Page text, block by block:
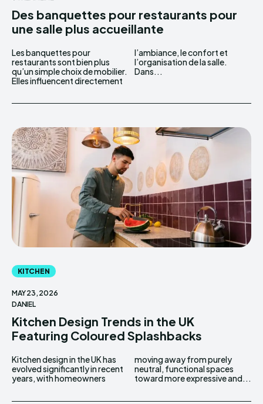
Des banquettes pour restaurants pour
une salle plus accueillante
Les banquettes pour
restaurants sont bien plus
qu’un simple choix de mobilier.
Elles influencent directement
l’ambiance, le confort et
l’organisation de la salle.
Dans...
KITCHEN
MAY 23, 2026
DANIEL
Kitchen Design Trends in the UK
Featuring Coloured Splashbacks
Kitchen design in the UK has
evolved significantly in recent
years, with homeowners
moving away from purely
neutral, functional spaces
toward more expressive and...